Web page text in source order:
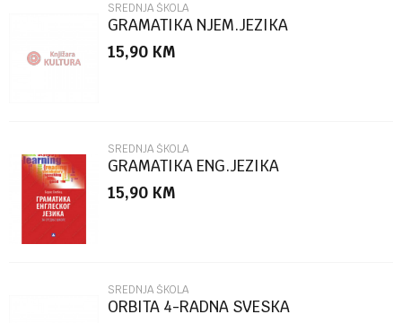
Poruka
POŠALJI
SREDNJA ŠKOLA
GRAMATIKA NJEM.JEZIKA
15,90 KM
SREDNJA ŠKOLA
GRAMATIKA ENG.JEZIKA
15,90 KM
SREDNJA ŠKOLA
ORBITA 4-RADNA SVESKA